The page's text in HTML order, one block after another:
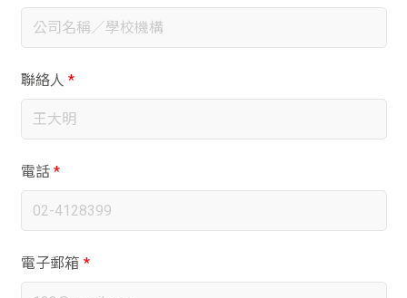
聯絡人*
電話*
電子郵箱 *